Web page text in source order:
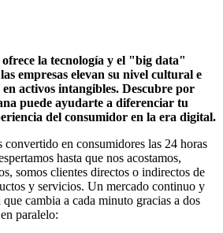
la tecnología y el "big data"
empresas elevan su nivel cultural e
activos intangibles. Descubre por
puede ayudarte a diferenciar tu
del consumidor en la era digital.
convertido en consumidores las 24 horas
hasta que nos acostamos,
somos clientes directos o indirectos de
y servicios. Un mercado continuo y
cambia a cada minuto gracias a dos
paralelo: